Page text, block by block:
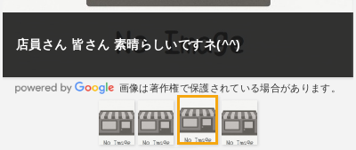
店員さん 皆さん 素晴らしいですネ(^^)
画像は著作権で保護されている場合があります。